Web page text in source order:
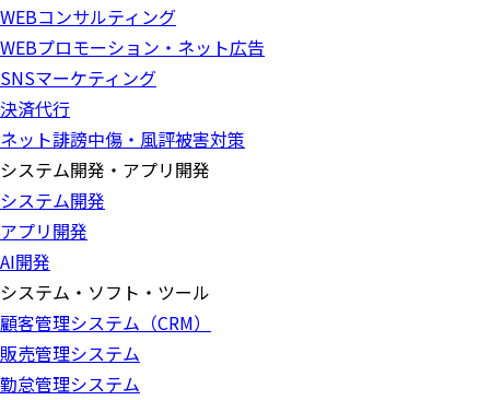
WEBコンサルティング
WEBプロモーション・ネット広告
SNSマーケティング
決済代行
ネット誹謗中傷・風評被害対策
システム開発・アプリ開発
システム開発
アプリ開発
AI開発
システム・ソフト・ツール
顧客管理システム（CRM）
販売管理システム
勤怠管理システム